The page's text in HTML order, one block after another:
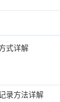
式详解
录方法详解